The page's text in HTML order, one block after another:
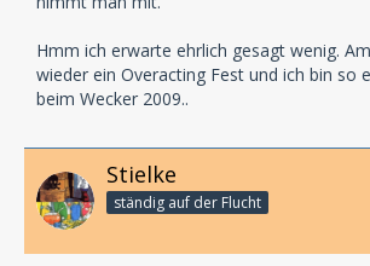
Hmm ich erwarte ehrlich gesagt wenig.
wieder ein Overacting Fest und ich bin so
beim Wecker 2009..
Stielke
ständig auf der Flucht